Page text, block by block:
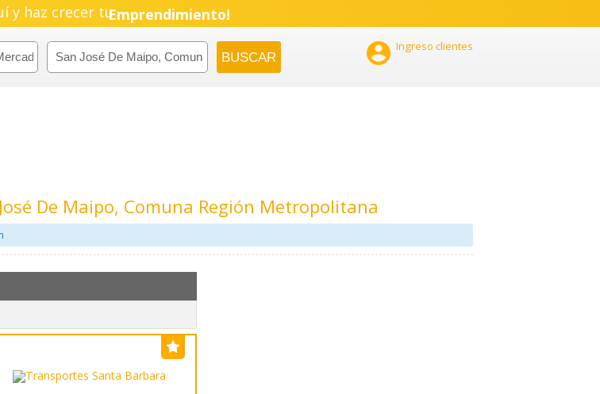
y haz crecer tuPyme!
Emprendimiento!
 Ingreso clientes
De Maipo, Comuna Región Metropolitana